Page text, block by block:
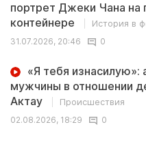
портрет Джеки Чана на
контейнере
История в
31.07.2026, 20:46
0
«Я тебя изнасилую»:
мужчины в отношении
Актау
Происшествия
02.08.2026, 18:29
0